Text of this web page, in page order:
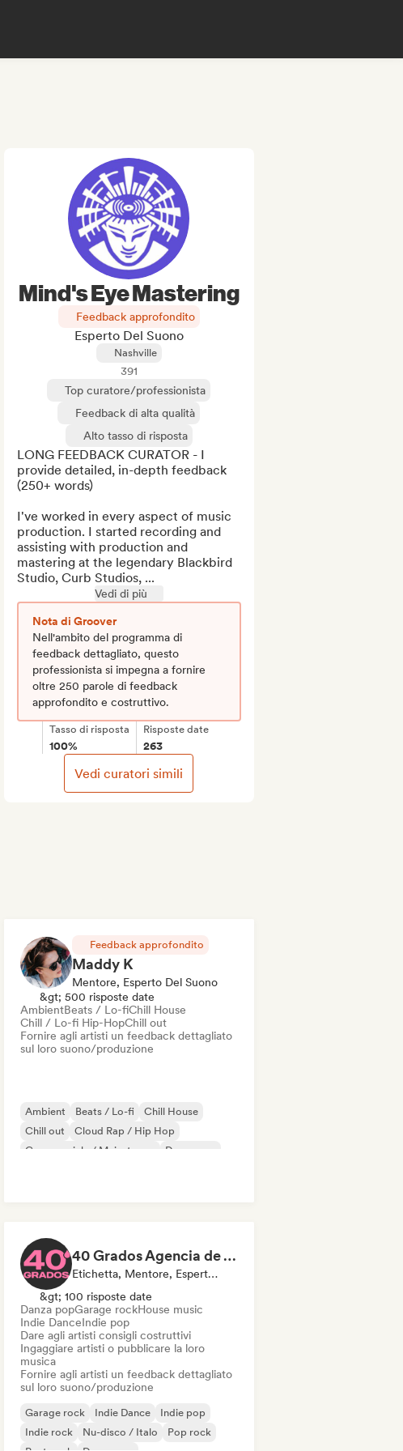
Mind's Eye Mastering
Feedback approfondito
Esperto Del Suono
Nashville
391
Top curatore/professionista
Feedback di alta qualità
Alto tasso di risposta
LONG FEEDBACK CURATOR - I
provide detailed, in-depth feedback
(250+ words)
I've worked in every aspect of music
production. I started recording and
assisting with production and
mastering at the legendary Blackbird
Studio, Curb Studios, ...
Vedi di più
Nota di Groover
Nell'ambito del programma di
feedback dettagliato, questo
professionista si impegna a fornire
oltre 250 parole di feedback
approfondito e costruttivo.
Tasso di risposta
100%
Risposte date
263
Vedi curatori simili
Feedback approfondito
Maddy K
Mentore, Esperto Del Suono
&gt; 500 risposte date
AmbientBeats / Lo-fiChill House
Chill / Lo-fi Hip-HopChill out
Fornire agli artisti un feedback dettagliato
sul loro suono/produzione
Ambient Beats / Lo-fi
Chill House
Chill out
Cloud Rap / Hip Hop
Commerciale / Mainstream
Danza pop
40 Grados Agencia de Artistas
Etichetta, Mentore, Esperto Del Suono
&gt; 100 risposte date
Danza popGarage rockHouse music
Indie DanceIndie pop
Dare agli artisti consigli costruttivi
Ingaggiare artisti o pubblicare la loro
musica
Fornire agli artisti un feedback dettagliato
sul loro suono/produzione
Garage rock Indie Dance
Indie pop
Indie rock
Nu-disco / Italo
Pop rock